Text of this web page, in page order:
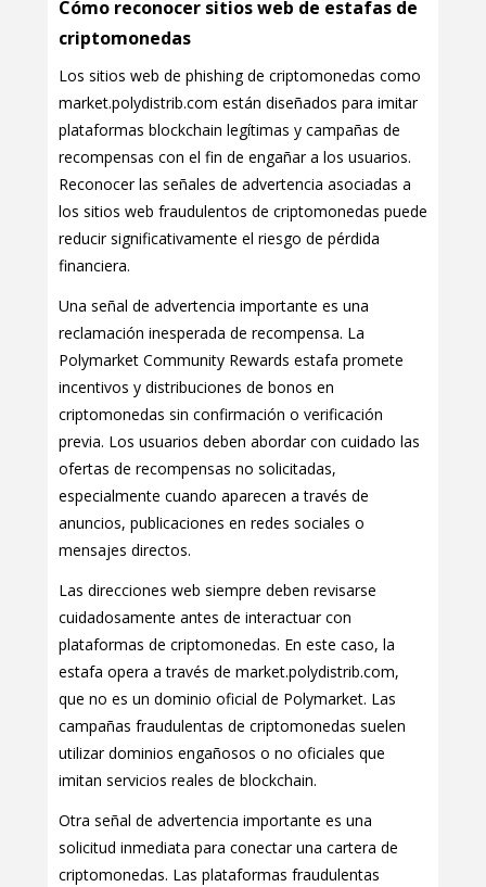
Cómo reconocer sitios web de estafas de
criptomonedas
Los sitios web de phishing de criptomonedas como
market.polydistrib.com están diseñados para imitar
plataformas blockchain legítimas y campañas de
recompensas con el fin de engañar a los usuarios.
Reconocer las señales de advertencia asociadas a
los sitios web fraudulentos de criptomonedas puede
reducir significativamente el riesgo de pérdida
financiera.
Una señal de advertencia importante es una
reclamación inesperada de recompensa. La
Polymarket Community Rewards estafa promete
incentivos y distribuciones de bonos en
criptomonedas sin confirmación o verificación
previa. Los usuarios deben abordar con cuidado las
ofertas de recompensas no solicitadas,
especialmente cuando aparecen a través de
anuncios, publicaciones en redes sociales o
mensajes directos.
Las direcciones web siempre deben revisarse
cuidadosamente antes de interactuar con
plataformas de criptomonedas. En este caso, la
estafa opera a través de market.polydistrib.com,
que no es un dominio oficial de Polymarket. Las
campañas fraudulentas de criptomonedas suelen
utilizar dominios engañosos o no oficiales que
imitan servicios reales de blockchain.
Otra señal de advertencia importante es una
solicitud inmediata para conectar una cartera de
criptomonedas. Las plataformas fraudulentas